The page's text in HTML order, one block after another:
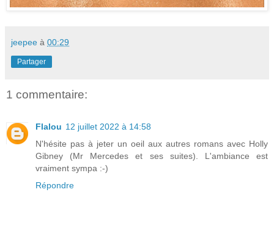
jeepee à 00:29
Partager
1 commentaire:
Flalou 12 juillet 2022 à 14:58
N'hésite pas à jeter un oeil aux autres romans avec Holly
Gibney (Mr Mercedes et ses suites). L'ambiance est
vraiment sympa :-)
Répondre